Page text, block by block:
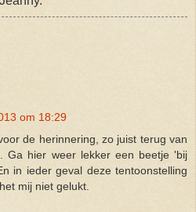
om 18:29
de herinnering, zo juist terug van
Ga hier weer lekker een beetje 'bij
in ieder geval deze tentoonstelling
mij niet gelukt.